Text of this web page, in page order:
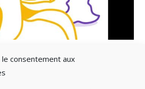
consentement aux